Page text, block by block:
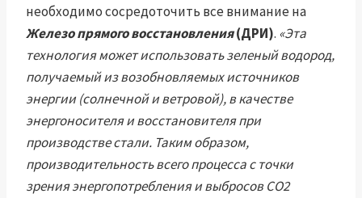
необходимо сосредоточить все внимание на
Железо прямого восстановления(ДРИ). «Эта
технология может использовать зеленый водород,
получаемый из возобновляемых источников
энергии (солнечной и ветровой), в качестве
энергоносителя и восстановителя при
производстве стали. Таким образом,
производительность всего процесса с точки
зрения энергопотребления и выбросов CO2